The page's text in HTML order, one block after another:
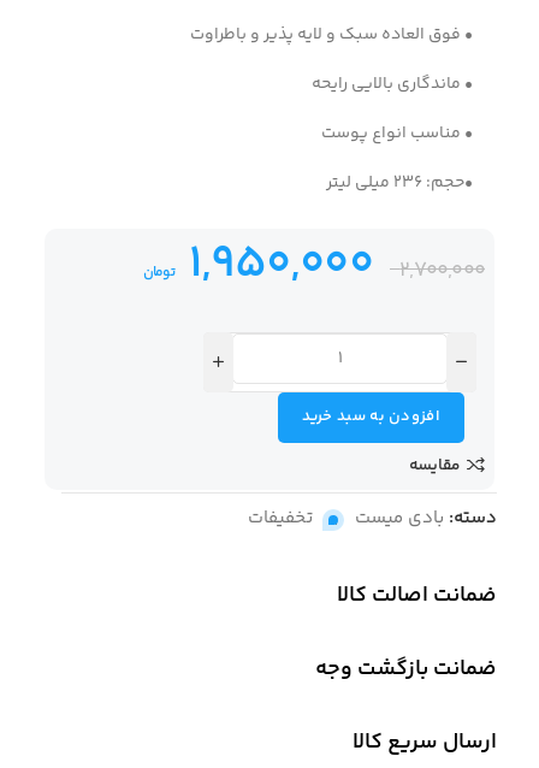
• فوق العاده سبک و لایه پذیر و باطراوت
• ماندگاری بالایی رایحه
• مناسب انواع پوست
•حجم: 236 میلی لیتر
2,700,000
1,950,000 تومان
افزودن به سبد خرید
مقایسه
دسته: بادی میست , تخفیفات
ضمانت اصالت کالا
ضمانت بازگشت وجه
ارسال سریع کالا